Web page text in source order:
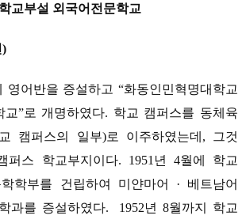
교부설 외국어전문학교
)
영어반을 증설하고 “화동인민혁명대학교
교”로 개명하였다. 학교 캠퍼스를 동체육
캠퍼스의 일부)로 이주하였는데, 그것
퍼스 학교부지이다. 1951년 4월에 학교
학부를 건립하여 미얀마어 · 베트남어
과를 증설하였다. 1952년 8월까지 학교